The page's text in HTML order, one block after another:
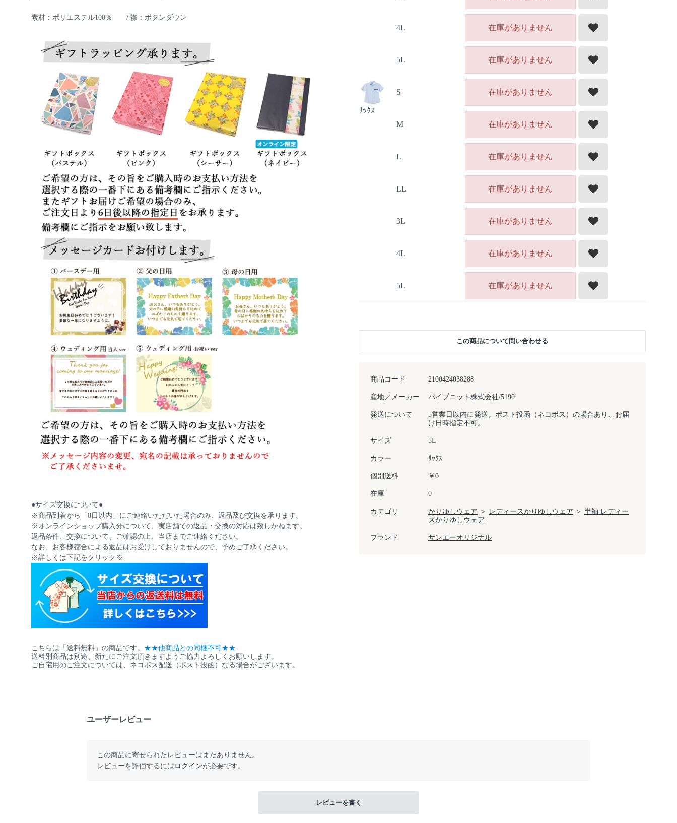
素材：ポリエステル100％ / 襟：ボタンダウン
●サイズ交換について●
※商品到着から「8日以内」にご連絡いただいた場合のみ、返品及び交換を承ります。
※オンラインショップ購入分について、実店舗での返品・交換の対応は致しかねます。
返品条件、交換について、ご確認の上、当店までご連絡ください。
なお、お客様都合による返品はお受けしておりませんので、予めご了承ください。
※詳しくは下記をクリック※
こちらは「送料無料」の商品です。 ★★他商品との同梱不可★★
送料別商品は別途、新たにご注文頂きますようご協力よろしくお願いします。
ご自宅用のご注文については、ネコポス配送（ポスト投函）なる場合がございます。
商品コード 2100424038288
産地／メーカー パイプニット株式会社/5190
発送について
5営業日以内に発送。ポスト投函（ネコポス）の場合あり、お届
け日時指定不可。
サイズ 5L
カラー ｻｯｸｽ
個別送料 ￥0
在庫 0
カテゴリ かりゆしウェア ＞ レディースかりゆしウェア ＞ 半袖 レディー
スかりゆしウェア
ブランド サンエーオリジナル
4L 在庫がありません
5L 在庫がありません
ｻｯｸｽ
S 在庫がありません
M 在庫がありません
L 在庫がありません
LL 在庫がありません
3L 在庫がありません
4L 在庫がありません
5L 在庫がありません
この商品について問い合わせる
ユーザーレビュー
この商品に寄せられたレビューはまだありません。
レビューを評価するには ログインが必要です。
レビューを書く